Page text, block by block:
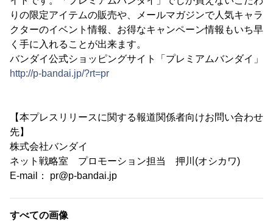
りの限定アイテムの販売や、メールマガジンで人気キャラ
クターのイベント情報、お得なキャンペーン情報もいち早
く手に入れることが出来ます。
バンダイ公式ショッピングサイト「プレミアムバンダイ」
http://p-bandai.jp/?rt=pr
【本プレスリリースに関する報道関係者向けお問い合わせ
先】
株式会社バンダイ
ネット戦略室 プロモーション担当 押川(オシカワ)
E-mail： pr@p-bandai.jp
すべての画像